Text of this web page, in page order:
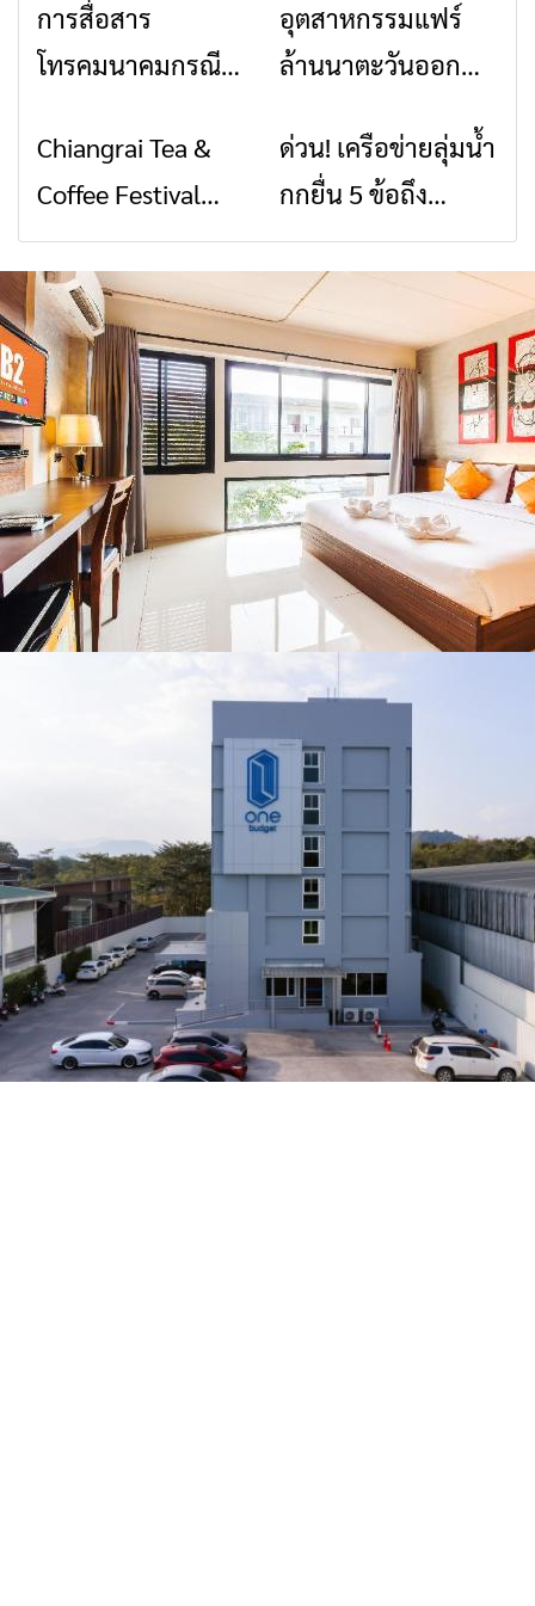
การสื่อสาร
โทรคมนาคมกรณีภัย
สัญญาณขาด การ
สื่อสารต้องไม่หยุด
ข่าวเชียงราย
อุตสาหกรรมแฟร์
ล้านนาตะวันออก
สินค้าเด่น และเสน่ห์
วัฒนธรรมจาก 4
จังหวัด เชียงราย
พะเยา แพร่ และ
น่าน พร้อมชม
คอนเสิร์ตจากศิลปิน
ชื่อดังตลอด 5 วัน
ข่าวเชียงราย
Chiangrai Tea &
Coffee Festival
2026
ข่าวเชียงราย
ด่วน! เครือข่ายลุ่มน้ำ
กกยื่น 5 ข้อถึง
รัฐบาล จี้นายกฯ ลง
เชียงราย แก้วิกฤต
สารปนเปื้อนต้นน้ำ